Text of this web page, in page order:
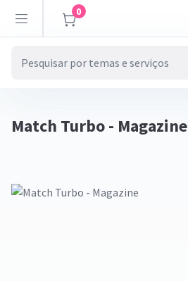
0
Match Turbo - Magazine